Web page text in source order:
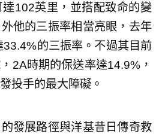
102英里，並搭配致命的變
他的三振率相當亮眼，去年
的三振率。不過其目前
2A時期的保送率達14.9%，
投手的最大障礙。
發展路徑與洋基昔日傳奇救